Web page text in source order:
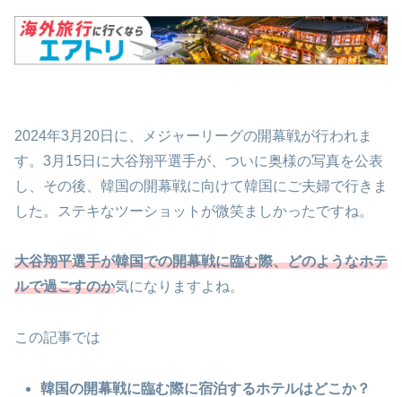
2024年3月20日に、メジャーリーグの開幕戦が行われま
す。3月15日に大谷翔平選手が、ついに奥様の写真を公表
し、その後、韓国の開幕戦に向けて韓国にご夫婦で行きま
した。ステキなツーショットが微笑ましかったですね。
大谷翔平選手が韓国での開幕戦に臨む際、どのようなホテ
ルで過ごすのか気になりますよね。
この記事では
韓国の開幕戦に臨む際に宿泊するホテルはどこか？